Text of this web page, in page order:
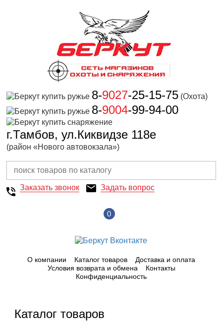
8-9027-25-15-75 (Охота)
8-9004-99-94-00
г.Тамбов, ул.Киквидзе 118е
(район «Нового автовокзала»)
Заказать звонок Задать вопрос
0
О компании Каталог товаров
Доставка и оплата
Условия возврата и обмена
Контакты
Конфиденциальность
Каталог товаров